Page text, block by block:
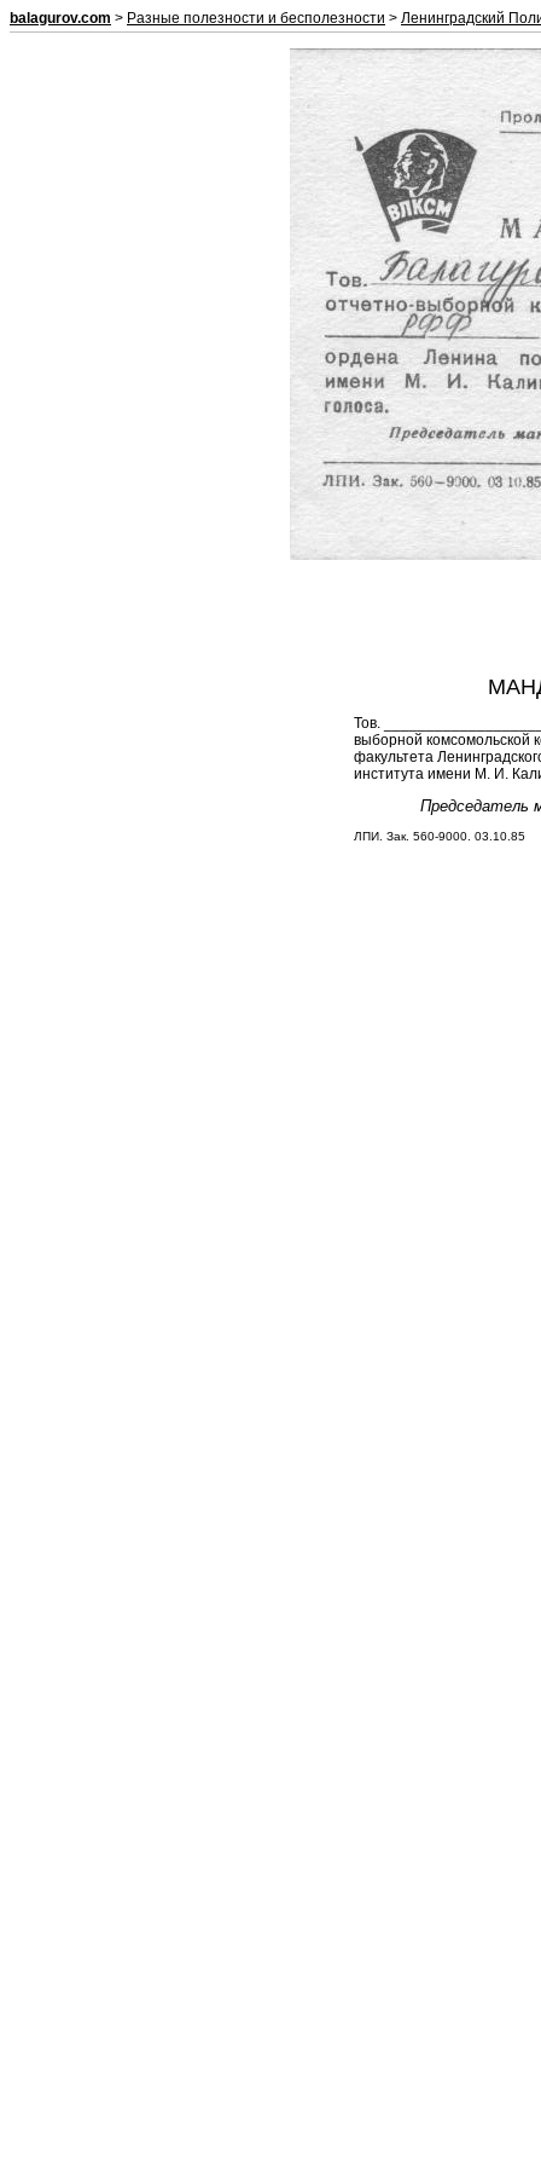
balagurov.com > Разные полезности и бесполезности > Ленинградский
Тов.
выборной комсомольской
факультета
института имени М. И.
Председатель
ЛПИ. Зак. 560-9000. 03.10.85